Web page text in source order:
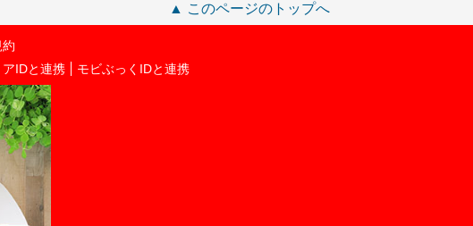
▲ このページのトップへ
アIDと連携 モビぶっくIDと連携